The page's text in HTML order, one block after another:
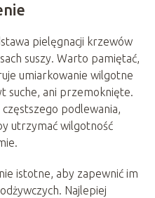
pielęgnacji krzewów
suszy. Warto pamiętać,
umiarkowanie wilgotne
suche, ani przemoknięte.
częstszego podlewania,
utrzymać wilgotność
istotne, aby zapewnić im
Najlepiej